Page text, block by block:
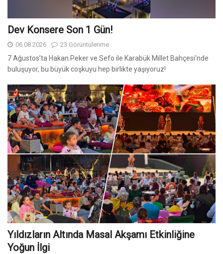
Dev Konsere Son 1️ Gün!
06.08.2026 23 Görüntülenme
7 Ağustos’ta Hakan Peker ve Sefo ile Karabük Millet Bahçesi’nde
buluşuyor, bu büyük coşkuyu hep birlikte yaşıyoruz!
Yıldızların Altında Masal Akşamı Etkinliğine
Yoğun İlgi